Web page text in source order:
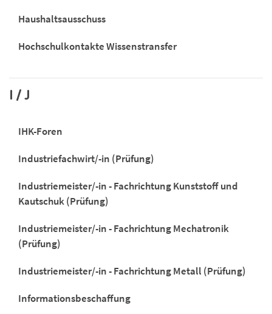
Haushaltsausschuss
Hochschulkontakte Wissenstransfer
I / J
IHK-Foren
Industriefachwirt/-in (Prüfung)
Industriemeister/-in - Fachrichtung Kunststoff und
Kautschuk (Prüfung)
Industriemeister/-in - Fachrichtung Mechatronik
(Prüfung)
Industriemeister/-in - Fachrichtung Metall (Prüfung)
Informationsbeschaffung